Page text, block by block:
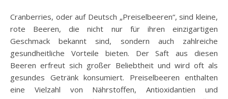
Cranberries, oder auf Deutsch „Preiselbeeren“, sind kleine,
rote Beeren, die nicht nur für ihren einzigartigen
Geschmack bekannt sind, sondern auch zahlreiche
gesundheitliche Vorteile bieten. Der Saft aus diesen
Beeren erfreut sich großer Beliebtheit und wird oft als
gesundes Getränk konsumiert. Preiselbeeren enthalten
eine Vielzahl von Nährstoffen, Antioxidantien und